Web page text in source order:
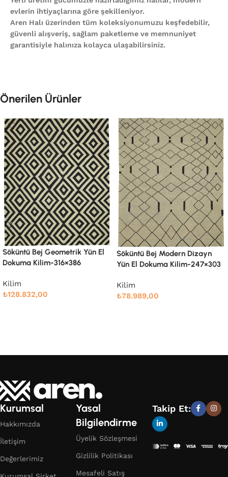
evlerin ihtiyaçlarına göre şekilleniyor.
Aren Halı üzerinden tüm koleksiyonumuzu keşfedebilir,
güvenli alışveriş, sağlam paketleme ve memnuniyet
garantisiyle halınıza kolayca ulaşabilirsiniz.
Önerilen Ürünler
Söküntü Bej Modern Dizayn
Yün El Dokuma Kilim-247×303
Kilim
₺78.989,00
Söküntü Bej Modern Dizayn
Kilim
Kurumsal
Hakkımızda
İletişim
Değerlerimiz
Yasal
Bilgilendirme
Üyelik Sözleşmesi
Gizlilik Politikası
Mesafeli Satış
Takip Et: